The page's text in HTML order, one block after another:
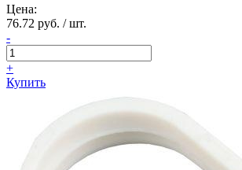
Цена:
76.72 руб. / шт.
-
+
Купить